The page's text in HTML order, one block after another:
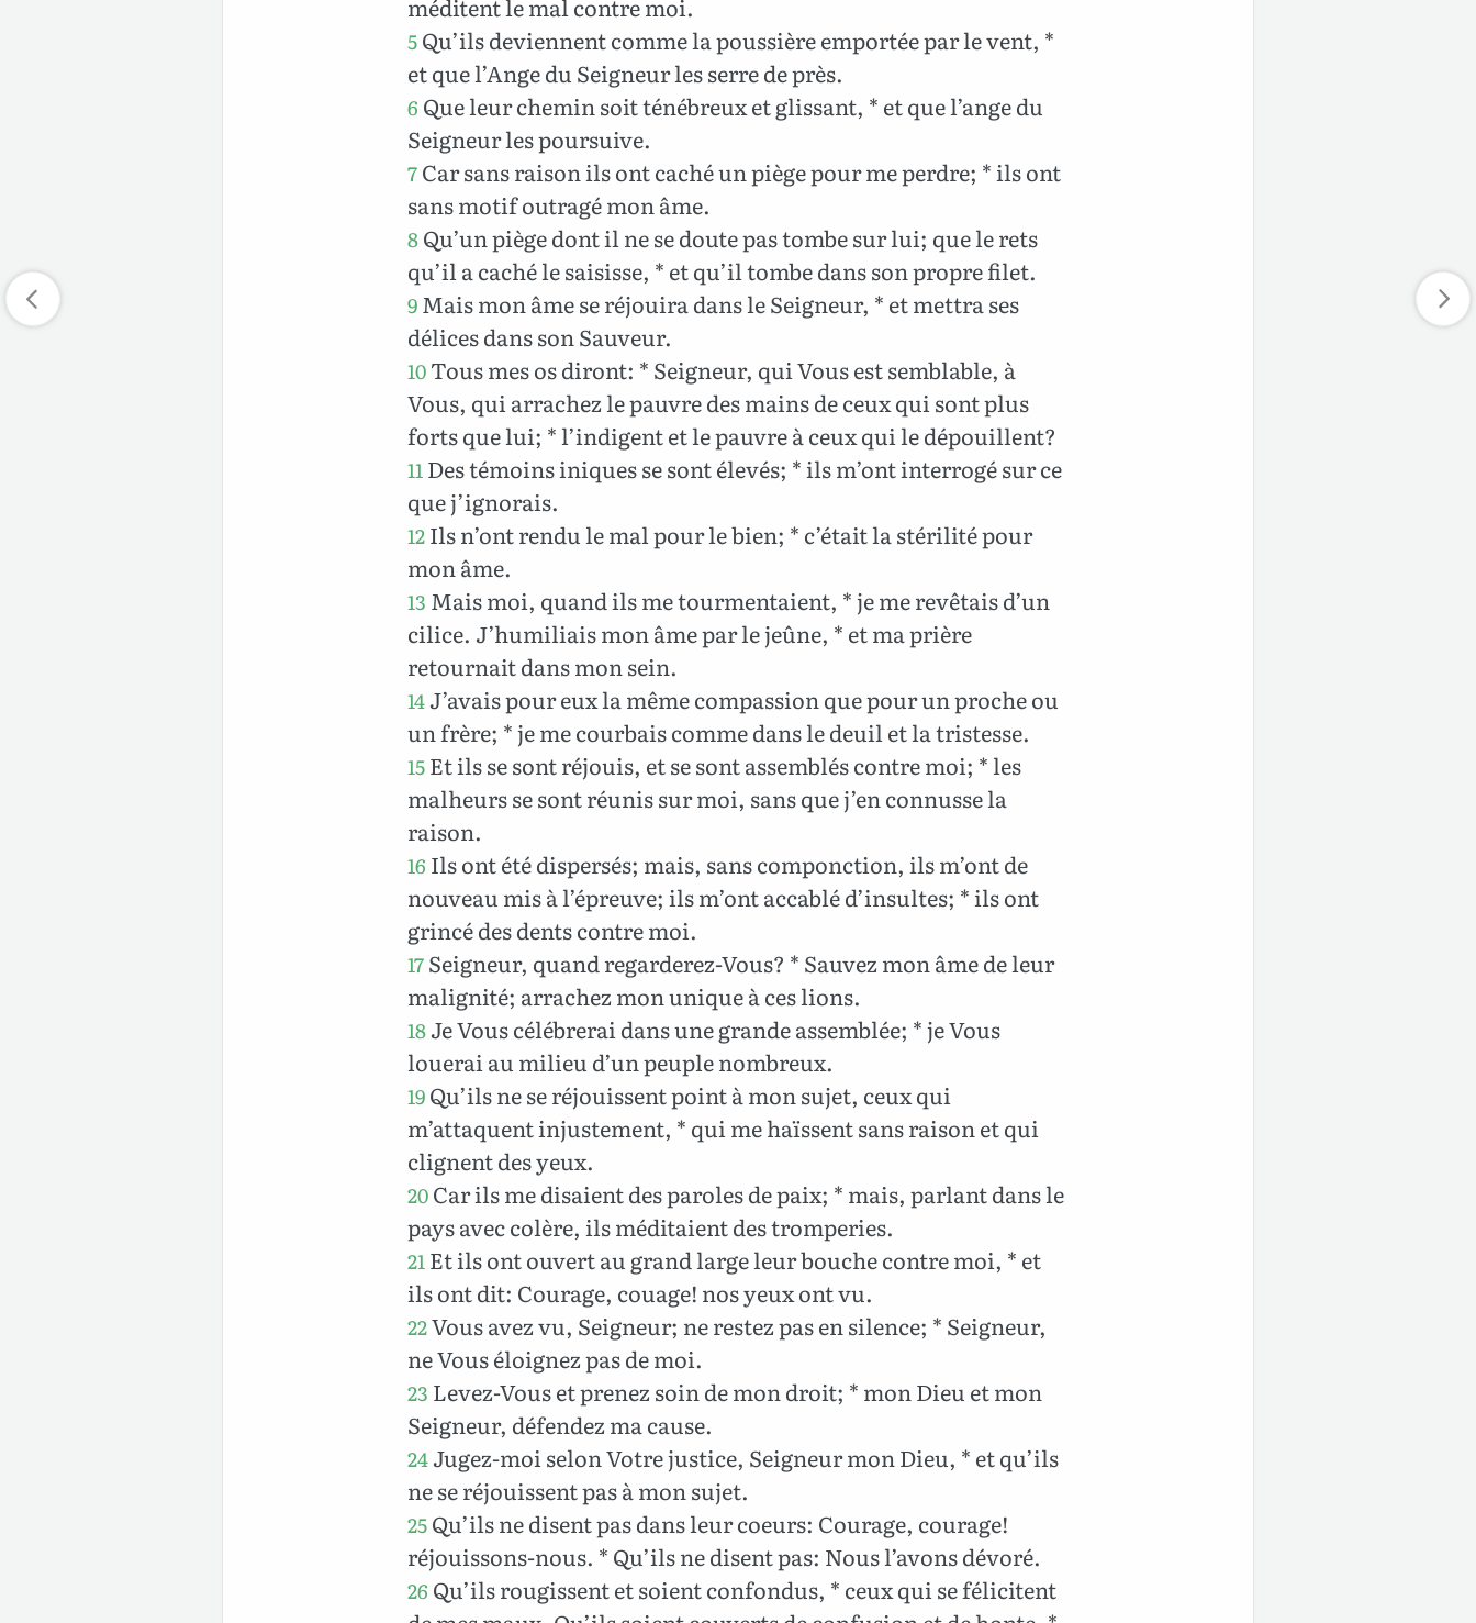
méditent le mal contre moi.
5Qu’ils deviennent comme la poussière emportée par le vent, *
et que l’Ange du Seigneur les serre de près.
6 Que leur chemin soit ténébreux et glissant, * et que l’ange du
Seigneur les poursuive.
7Car sans raison ils ont caché un piège pour me perdre; * ils ont
sans motif outragé mon âme.
8Qu’un piège dont il ne se doute pas tombe sur lui; que le rets
qu’il a caché le saisisse, * et qu’il tombe dans son propre filet.
9Mais mon âme se réjouira dans le Seigneur, * et mettra ses
délices dans son Sauveur.
10Tous mes os diront: * Seigneur, qui Vous est semblable, à
Vous, qui arrachez le pauvre des mains de ceux qui sont plus
forts que lui; * l’indigent et le pauvre à ceux qui le dépouillent?
11Des témoins iniques se sont élevés; * ils m’ont interrogé sur ce
que j’ignorais.
12Ils n’ont rendu le mal pour le bien; * c’était la stérilité pour
mon âme.
13 Mais moi, quand ils me tourmentaient, * je me revêtais d’un
cilice. J’humiliais mon âme par le jeûne, * et ma prière
retournait dans mon sein.
14J’avais pour eux la même compassion que pour un proche ou
un frère; * je me courbais comme dans le deuil et la tristesse.
15Et ils se sont réjouis, et se sont assemblés contre moi; * les
malheurs se sont réunis sur moi, sans que j’en connusse la
raison.
16 Ils ont été dispersés; mais, sans componction, ils m’ont de
nouveau mis à l’épreuve; ils m’ont accablé d’insultes; * ils ont
grincé des dents contre moi.
17Seigneur, quand regarderez-Vous? * Sauvez mon âme de leur
malignité; arrachez mon unique à ces lions.
18Je Vous célébrerai dans une grande assemblée; * je Vous
louerai au milieu d’un peuple nombreux.
19Qu’ils ne se réjouissent point à mon sujet, ceux qui
m’attaquent injustement, * qui me haïssent sans raison et qui
clignent des yeux.
20Car ils me disaient des paroles de paix; * mais, parlant dans le
pays avec colère, ils méditaient des tromperies.
21Et ils ont ouvert au grand large leur bouche contre moi, * et
ils ont dit: Courage, couage! nos yeux ont vu.
22Vous avez vu, Seigneur; ne restez pas en silence; * Seigneur,
ne Vous éloignez pas de moi.
23 Levez-Vous et prenez soin de mon droit; * mon Dieu et mon
Seigneur, défendez ma cause.
24Jugez-moi selon Votre justice, Seigneur mon Dieu, * et qu’ils
ne se réjouissent pas à mon sujet.
25Qu’ils ne disent pas dans leur coeurs: Courage, courage!
réjouissons-nous. * Qu’ils ne disent pas: Nous l’avons dévoré.
26 Qu’ils rougissent et soient confondus, * ceux qui se félicitent